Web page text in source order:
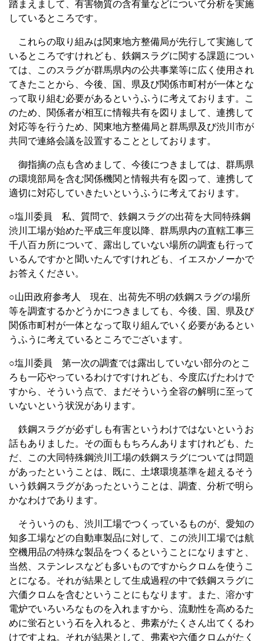
踏まえまして、有害物質の含有量などについて分析を実施
しているところです。
これらの取り組みは関東地方整備局が先行して実施して
いるところですけれども、鉄鋼スラグに関する課題につい
ては、このスラグが群馬県内の公共事業等に広く使用され
てきたことから、今後、国、県及び関係市町村が一体とな
って取り組む必要があるというふうに考えております。こ
のため、関係者が相互に情報共有を図りまして、連携して
対応等を行うため、関東地方整備局と群馬県及び渋川市が
共同で連絡会議を設置することとしております。
御指摘の点も含めまして、今後につきましては、群馬県
の環境部局を含む関係機関と情報共有を図って、連携して
適切に対応していきたいというふうに考えております。
○塩川委員 私、質問で、鉄鋼スラグの出荷を大同特殊鋼
渋川工場が始めた平成三年度以降、群馬県内の直轄工事三
千八百カ所について、露出していない場所の調査も行って
いるんですかと聞いたんですけれども、イエスかノーかで
お答えください。
○山田政府参考人 現在、出荷先不明の鉄鋼スラグの場所
等を調査するかどうかにつきましても、今後、国、県及び
関係市町村が一体となって取り組んでいく必要があるとい
うふうに考えているところでございます。
○塩川委員 第一次の調査では露出していない部分のとこ
ろも一応やっているわけですけれども、今度広げたわけで
すから、そういう点で、まだそういう全容の解明に至って
いないという状況があります。
鉄鋼スラグが必ずしも有害というわけではないというお
話もありました。その面ももちろんありますけれども、た
だ、この大同特殊鋼渋川工場の鉄鋼スラグについては問題
があったということは、既に、土壌環境基準を超えるそう
いう鉄鋼スラグがあったということは、調査、分析で明ら
かなわけであります。
そういうのも、渋川工場でつくっているものが、愛知の
知多工場などの自動車製品に対して、この渋川工場では航
空機用品の特殊な製品をつくるということになりますと、
当然、ステンレスなども多いものですからクロムを使うこ
とになる。それが結果として生成過程の中で鉄鋼スラグに
六価クロムを含むということにもなります。また、溶かす
電炉でいろいろなものを入れますから、流動性を高めるた
めに蛍石という石を入れると、弗素がたくさん出てくるわ
けですよね。それが結果として、弗素や六価クロムがたく